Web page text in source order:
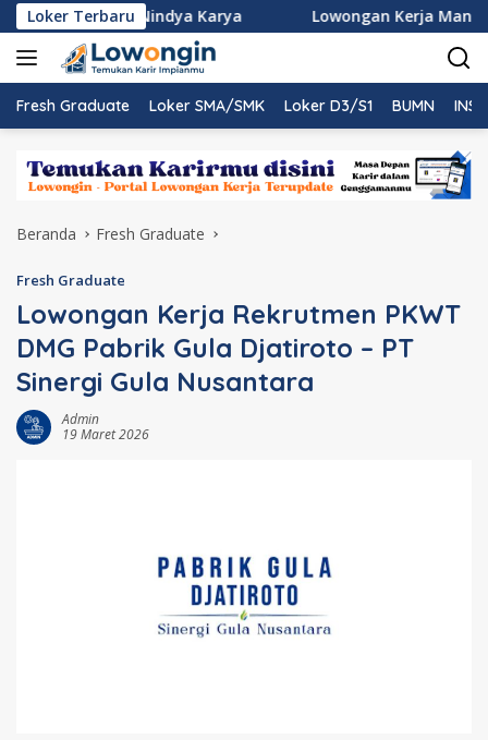
Langsung
ke
konten
Loker Terbaru
PT Nindya Karya Lowongan Kerja
Fresh Graduate Loker SMA/SMK Loker D3/S1 BUMN
Beranda Fresh Graduate
Fresh Graduate
Lowongan Kerja Rekrutmen PKWT
DMG Pabrik Gula Djatiroto – PT
Sinergi Gula Nusantara
Admin
19 Maret 2026